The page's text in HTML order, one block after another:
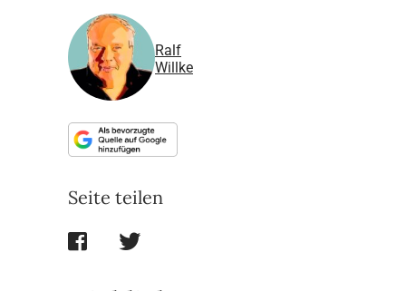
Ralf
Willke
Seite teilen